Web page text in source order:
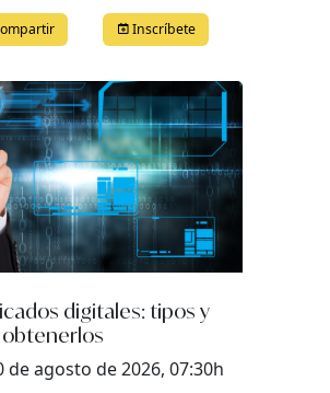
Inscríbete
digitales: tipos y
de agosto de 2026, 07:30h